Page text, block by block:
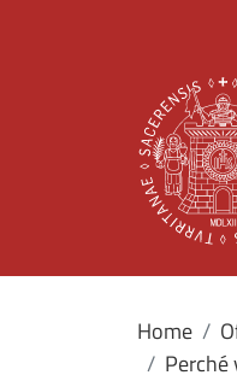
Home